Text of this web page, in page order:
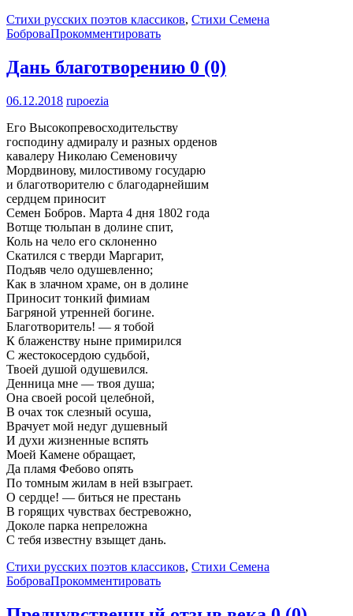
Стихи русских поэтов классиков, Стихи Семена
БоброваПрокомментировать
Дань благотворению 0 (0)
06.12.2018 rupoezia
Его Высокопревосходительству
господину адмиралу и разных орденов
кавалеру Николаю Семеновичу
Мордвинову, милостивому государю
и благотворителю с благодарнейшим
сердцем приносит
Семен Бобров. Марта 4 дня 1802 года
Вотще тюльпан в долине спит,
Коль на чело его склоненно
Скатился с тверди Маргарит,
Подъяв чело одушевленно;
Как в злачном храме, он в долине
Приносит тонкий фимиам
Багряной утренней богине.
Благотворитель! — я тобой
К блаженству ныне примирился
С жестокосердою судьбой,
Твоей душой одушевился.
Денница мне — твоя душа;
Она своей росой целебной,
В очах ток слезный осуша,
Врачует мой недуг душевный
И духи жизненные вспять
Моей Камене обращает,
Да пламя Фебово опять
По томным жилам в ней взыграет.
О сердце! — биться не престань
В горящих чувствах бестревожно,
Доколе парка непреложна
С тебя известну взыщет дань.
Стихи русских поэтов классиков, Стихи Семена
БоброваПрокомментировать